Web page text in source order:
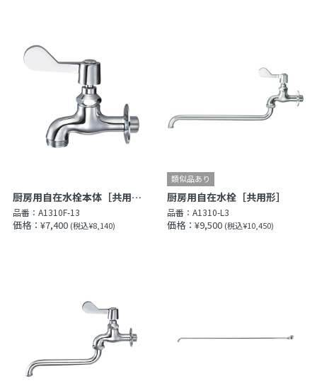
厨房用自在水栓本体［共用形］
品番： A1310F-13
価格：¥7,400 (税込¥8,140)
厨房用自在水栓［共用形］
品番：A1310-L3
価格：¥9,500 (税込¥10,450)